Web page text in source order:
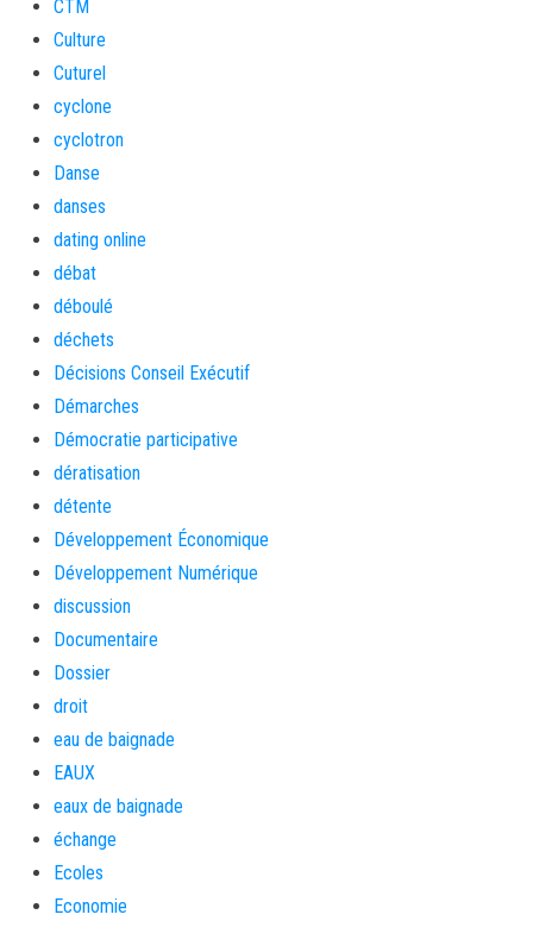
CTM
Culture
Cuturel
cyclone
cyclotron
Danse
danses
dating online
débat
déboulé
déchets
Décisions Conseil Exécutif
Démarches
Démocratie participative
dératisation
détente
Développement Économique
Développement Numérique
discussion
Documentaire
Dossier
droit
eau de baignade
EAUX
eaux de baignade
échange
Ecoles
Economie